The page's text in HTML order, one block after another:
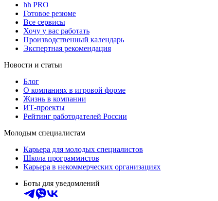
hh PRO
Готовое резюме
Все сервисы
Хочу у вас работать
Производственный календарь
Экспертная рекомендация
Новости и статьи
Блог
О компаниях в игровой форме
Жизнь в компании
ИТ-проекты
Рейтинг работодателей России
Молодым специалистам
Карьера для молодых специалистов
Школа программистов
Карьера в некоммерческих организациях
Боты для уведомлений